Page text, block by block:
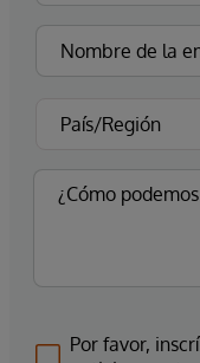
Por favor,